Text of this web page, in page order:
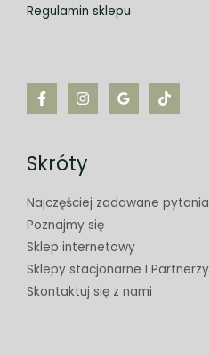
Regulamin sklepu
Skróty
Najczęściej zadawane pytania
Poznajmy się
Sklep internetowy
Sklepy stacjonarne I Partnerzy
Skontaktuj się z nami